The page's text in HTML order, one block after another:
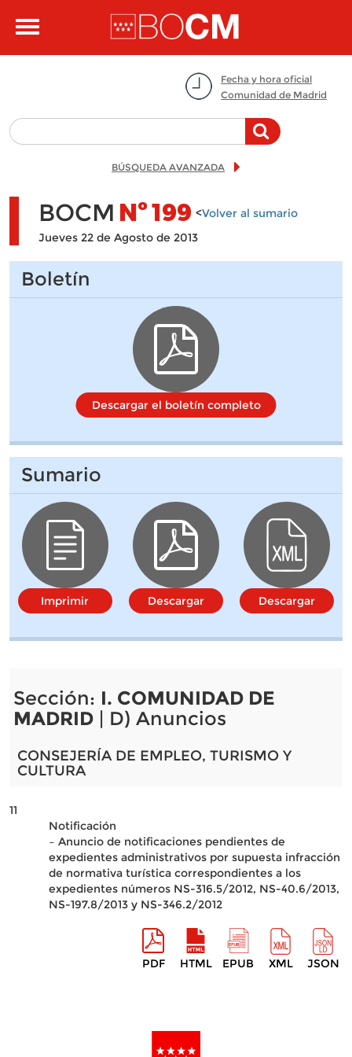
Toggle
Fecha y hora oficial
Comunidad de Madrid
BÚSQUEDA AVANZADA
BOCM Nº199 <Volver al sumario
Jueves 22 de Agosto de 2013
Boletín
Descargar el boletín completo
Sumario
Imprimir Descargar Descargar
Sección: I. COMUNIDAD DE
MADRID| D) Anuncios
CONSEJERÍA DE EMPLEO, TURISMO Y
CULTURA
11
Notificación
– Anuncio de notificaciones pendientes de
expedientes administrativos por supuesta infracción
de normativa turística correspondientes a los
expedientes números NS-316.5/2012, NS-40.6/2013,
NS-197.8/2013 y NS-346.2/2012
PDF HTML EPUB XML JSON